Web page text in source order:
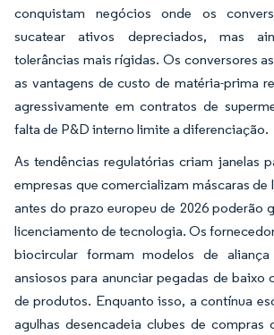
conquistam negócios onde os
sucatear ativos depreciados, mas
tolerâncias mais rígidas. Os conversores
as vantagens de custo de matéria-prima
agressivamente em contratos de
falta de P&D interno limite a diferenciação.
As tendências regulatórias criam janelas
empresas que comercializam máscaras de
antes do prazo europeu de 2026 poderão
licenciamento de tecnologia. Os
biocircular formam modelos de
ansiosos para anunciar pegadas de baixo
de produtos. Enquanto isso, a contínua
agulhas desencadeia clubes de compras